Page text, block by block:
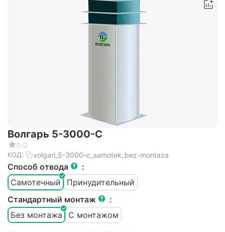
Волгарь 5-3000-С
0.0
КОД: volgarl_5-3000-c_samotek_bez-montaza
Способ отвода
:
Самотечный
Принудительный
Стандартный монтаж
:
Без монтажа
С монтажом